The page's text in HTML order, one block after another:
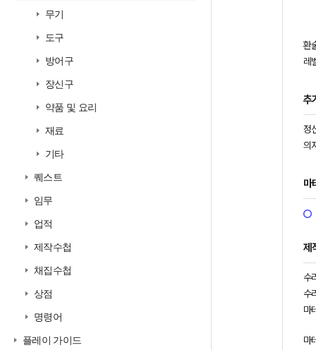
무기
도구
방어구
장신구
약품 및 요리
재료
기타
퀘스트
임무
업적
제작수첩
채집수첩
상점
명령어
플레이 가이드
환
레
추
정
의
마
제
수
수
마
마